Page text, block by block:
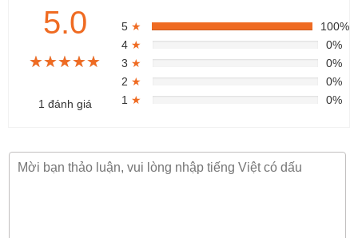
5.0
★★★★★
★★★★★
★★★★★
1 đánh giá
5 ★
100%
4 ★
0%
3 ★
0%
2 ★
0%
1 ★ 0%